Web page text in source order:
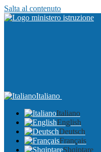
Salta al contenuto
Italiano
Italiano
English
Deutsch
Français
Shqiptare